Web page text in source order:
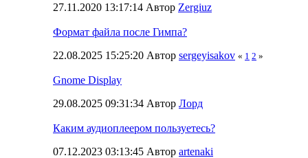
27.11.2020 13:17:14 Автор Zergiuz
Формат файла после Гимпа?
22.08.2025 15:25:20 Автор sergeyisakov « 1 2 »
Gnome Display
29.08.2025 09:31:34 Автор Лорд
Каким аудиоплеером пользуетесь?
07.12.2023 03:13:45 Автор artenaki